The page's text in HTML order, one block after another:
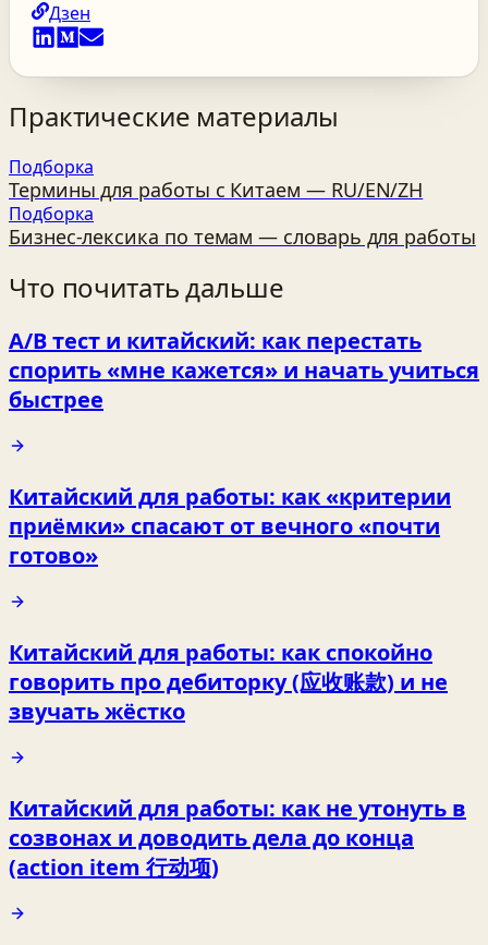
Дзен
Практические материалы
Подборка
Термины для работы с Китаем — RU/EN/ZH
Подборка
Бизнес‑лексика по темам — словарь для работы
Что почитать дальше
A/B тест и китайский: как перестать
спорить «мне кажется» и начать учиться
быстрее
Китайский для работы: как «критерии
приёмки» спасают от вечного «почти
готово»
Китайский для работы: как спокойно
говорить про дебиторку (应收账款) и не
звучать жёстко
Китайский для работы: как не утонуть в
созвонах и доводить дела до конца
(action item 行动项)